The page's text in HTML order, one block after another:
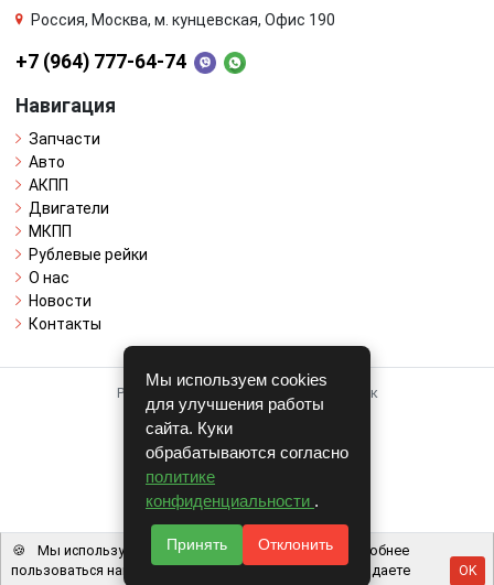
Россия, Москва, м. кунцевская, Офис 190
+7 (964) 777-64-74
Навигация
Запчасти
Авто
АКПП
Двигатели
МКПП
Рублевые рейки
О нас
Новости
Контакты
Работает на системе для авторазборок
CARRO.БИЗНЕС
Полная версия
© COPYRIGHT 2026 г.
v1.1.24
Мы используем cookies
для улучшения работы
сайта. Куки
обрабатываются согласно
политике
конфиденциальности .
Принять Отклонить
🍪
Мы используем файлы cookie, чтобы вам было удобнее
пользоваться нашим сайтом. Используя наш сайт, вы даете
OK